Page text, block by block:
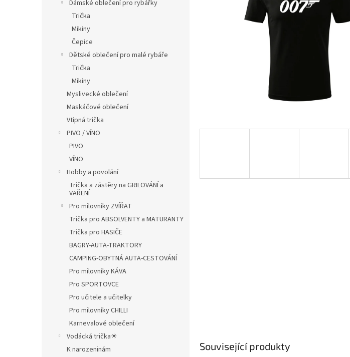
Dámské oblečení pro rybářky
Trička
Mikiny
Čepice
Dětské oblečení pro malé rybáře
Trička
Mikiny
Myslivecké oblečení
Maskáčové oblečení
Vtipná trička
PIVO / VÍNO
PIVO
VÍNO
Hobby a povolání
Trička a zástěry na GRILOVÁNÍ a
VAŘENÍ
Pro milovníky ZVÍŘAT
Trička pro ABSOLVENTY a MATURANTY
Trička pro HASIČE
BAGRY-AUTA-TRAKTORY
CAMPING-OBYTNÁ AUTA-CESTOVÁNÍ
Pro milovníky KÁVA
Pro SPORTOVCE
Pro učitele a učitelky
Pro milovníky CHILLI
Karnevalové oblečení
Vodácká trička☀
K narozeninám
hvězdiček.
Související produkty